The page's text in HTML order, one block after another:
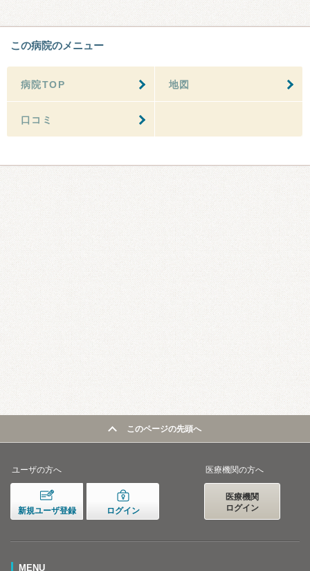
この病院のメニュー
病院TOP 地図
口コミ
このページの先頭へ
ユーザの方へ
新規ユーザ登録 ログイン
医療機関の方へ
医療機関
ログイン
MENU